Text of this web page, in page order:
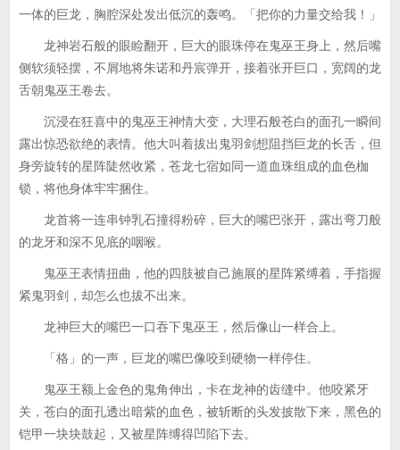
一体的巨龙，胸腔深处发出低沉的轰鸣。「把你的力量交给我！」
龙神岩石般的眼睑翻开，巨大的眼珠停在鬼巫王身上，然后嘴
侧软须轻摆，不屑地将朱诺和丹宸弹开，接着张开巨口，宽阔的龙
舌朝鬼巫王卷去。
沉浸在狂喜中的鬼巫王神情大变，大理石般苍白的面孔一瞬间
露出惊恐欲绝的表情。他大叫着拔出鬼羽剑想阻挡巨龙的长舌，但
身旁旋转的星阵陡然收紧，苍龙七宿如同一道血珠组成的血色枷
锁，将他身体牢牢捆住。
龙首将一连串钟乳石撞得粉碎，巨大的嘴巴张开，露出弯刀般
的龙牙和深不见底的咽喉。
鬼巫王表情扭曲，他的四肢被自己施展的星阵紧缚着，手指握
紧鬼羽剑，却怎么也拔不出来。
龙神巨大的嘴巴一口吞下鬼巫王，然后像山一样合上。
「格」的一声，巨龙的嘴巴像咬到硬物一样停住。
鬼巫王额上金色的鬼角伸出，卡在龙神的齿缝中。他咬紧牙
关，苍白的面孔透出暗紫的血色，被斩断的头发披散下来，黑色的
铠甲一块块鼓起，又被星阵缚得凹陷下去。